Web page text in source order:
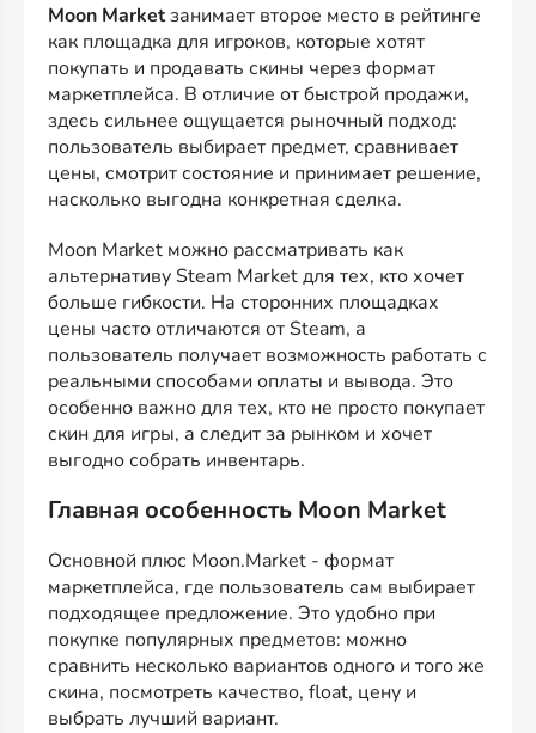
Moon Marketзанимает второе место в рейтинге
как площадка для игроков, которые хотят
покупать и продавать скины через формат
маркетплейса. В отличие от быстрой продажи,
здесь сильнее ощущается рыночный подход:
пользователь выбирает предмет, сравнивает
цены, смотрит состояние и принимает решение,
насколько выгодна конкретная сделка.
Moon Market можно рассматривать как
альтернативу Steam Market для тех, кто хочет
больше гибкости. На сторонних площадках
цены часто отличаются от Steam, а
пользователь получает возможность работать с
реальными способами оплаты и вывода. Это
особенно важно для тех, кто не просто покупает
скин для игры, а следит за рынком и хочет
выгодно собрать инвентарь.
Главная особенность Moon Market
Основной плюс Moon.Market - формат
маркетплейса, где пользователь сам выбирает
подходящее предложение. Это удобно при
покупке популярных предметов: можно
сравнить несколько вариантов одного и того же
скина, посмотреть качество, float, цену и
выбрать лучший вариант.